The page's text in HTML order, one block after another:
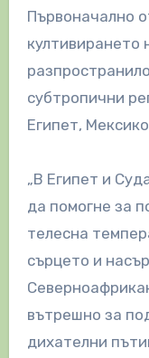
Първоначално
култивирането
субтропични
Египет,
„В Египет и
да помогне за
телесна
сърцето и
вътрешно за
дихателни